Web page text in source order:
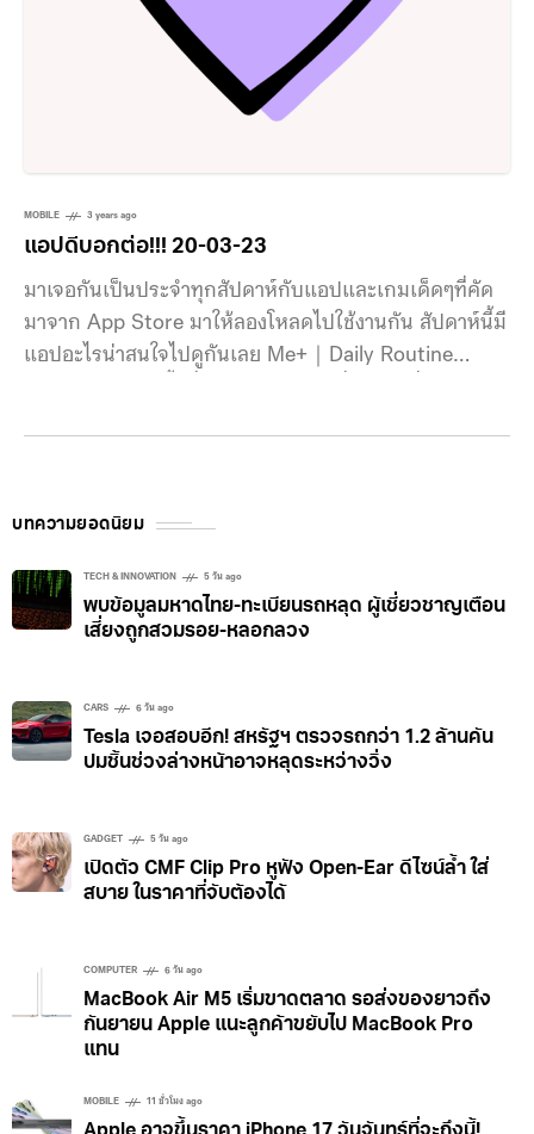
MOBILE 3 years ago
แอปดีบอกต่อ!!! 20-03-23
มาเจอกันเป็นประจำทุกสัปดาห์กับแอปและเกมเด็ดๆที่คัด
มาจาก App Store มาให้ลองโหลดไปใช้งานกัน สัปดาห์นี้มี
แอปอะไรน่าสนใจไปดูกันเลย Me+｜Daily Routine
Me+｜Daily Routine Planner ก็จะสามารถเสกโค้ชคน
เราได้ แอป Me+｜Daily Routine Planner ตั้งใจที่
ออกแบบมาเป็นโค้ชให้เราลองฝึกฝน เพื่อสร้างตัวเราใน
เวอร์ชันใหม่ที่ดีขึ้น โดยเริ่มการการลองทำอะไรใหม่ๆ ใน
พัก คุณก็จะมาถึงหน้าหลัก
บทความยอดนิยม
TECH & INNOVATION 5 วัน ago
พบข้อมูลมหาดไทย-ทะเบียนรถหลุด ผู้เชี่ยวชาญเตือน
เสี่ยงถูกสวมรอย-หลอกลวง
CARS 6 วัน ago
Tesla เจอสอบอีก! สหรัฐฯ ตรวจรถกว่า 1.2 ล้านคัน
ปมชิ้นช่วงล่างหน้าอาจหลุดระหว่างวิ่ง
GADGET 5 วัน ago
เปิดตัว CMF Clip Pro หูฟัง Open-Ear ดีไซน์ล้ำ ใส่
สบาย ในราคาที่จับต้องได้
COMPUTER 6 วัน ago
MacBook Air M5 เริ่มขาดตลาด รอส่งของยาวถึง
กันยายน Apple แนะลูกค้าขยับไป MacBook Pro
แทน
MOBILE 11 ชั่วโมง ago